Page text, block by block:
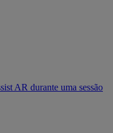
AR durante uma sessão